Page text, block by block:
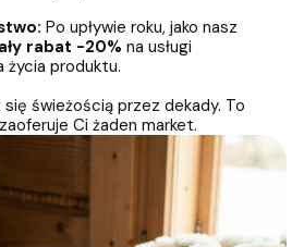
Po upływie roku, jako nasz
rabat -20% na usługi
życia produktu.
świeżością przez dekady. To
Ci żaden market.